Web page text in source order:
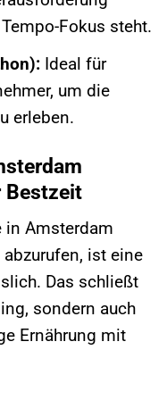
Fokus steht.
Ideal für
um die
erleben.
Bestzeit
in Amsterdam
ist eine
Das schließt
sondern auch
Ernährung mit